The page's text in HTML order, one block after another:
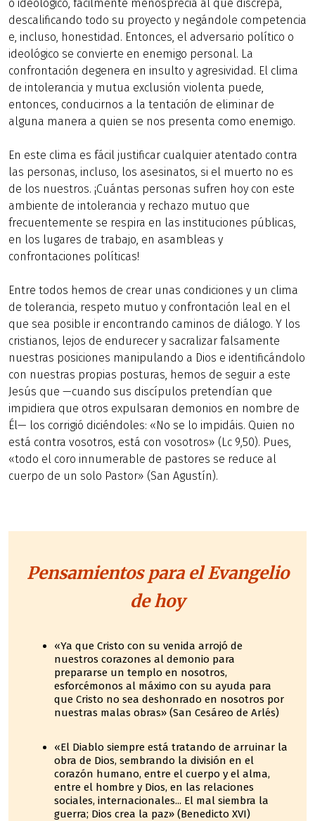
o ideológico, fácilmente menosprecia al que discrepa,
descalificando todo su proyecto y negándole competencia
e, incluso, honestidad. Entonces, el adversario político o
ideológico se convierte en enemigo personal. La
confrontación degenera en insulto y agresividad. El clima
de intolerancia y mutua exclusión violenta puede,
entonces, conducirnos a la tentación de eliminar de
alguna manera a quien se nos presenta como enemigo.
En este clima es fácil justificar cualquier atentado contra
las personas, incluso, los asesinatos, si el muerto no es
de los nuestros. ¡Cuántas personas sufren hoy con este
ambiente de intolerancia y rechazo mutuo que
frecuentemente se respira en las instituciones públicas,
en los lugares de trabajo, en asambleas y
confrontaciones políticas!
Entre todos hemos de crear unas condiciones y un clima
de tolerancia, respeto mutuo y confrontación leal en el
que sea posible ir encontrando caminos de diálogo. Y los
cristianos, lejos de endurecer y sacralizar falsamente
nuestras posiciones manipulando a Dios e identificándolo
con nuestras propias posturas, hemos de seguir a este
Jesús que —cuando sus discípulos pretendían que
impidiera que otros expulsaran demonios en nombre de
Él— los corrigió diciéndoles: «No se lo impidáis. Quien no
está contra vosotros, está con vosotros» (Lc 9,50). Pues,
«todo el coro innumerable de pastores se reduce al
cuerpo de un solo Pastor» (San Agustín).
Pensamientos para el Evangelio
de hoy
«Ya que Cristo con su venida arrojó de
nuestros corazones al demonio para
prepararse un templo en nosotros,
esforcémonos al máximo con su ayuda para
que Cristo no sea deshonrado en nosotros por
nuestras malas obras» (San Cesáreo de Arlés)
«El Diablo siempre está tratando de arruinar la
obra de Dios, sembrando la división en el
corazón humano, entre el cuerpo y el alma,
entre el hombre y Dios, en las relaciones
sociales, internacionales... El mal siembra la
guerra; Dios crea la paz» (Benedicto XVI)